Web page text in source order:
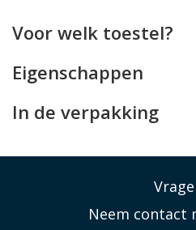
Voor welk toestel?
Eigenschappen
In de verpakking
Neem contact